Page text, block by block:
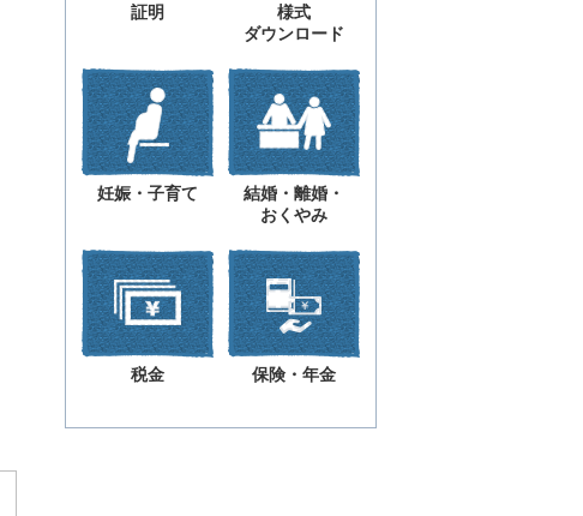
証明
様式
ダウンロード
妊娠・子育て
結婚・離婚・
おくやみ
税金 保険・年金